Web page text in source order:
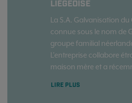
LIÉGEOISE
La S.A. Galvanisation
connue sous le nom de
groupe familial
L’entreprise collabore
maison mère et a
LIRE PLUS